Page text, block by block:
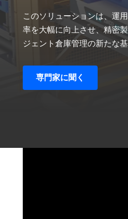
このソリューションは、運
率を大幅に向上させ、精密
ジェント倉庫管理の新たな
専門家に聞く